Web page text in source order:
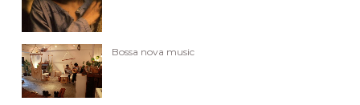
Bossa nova music